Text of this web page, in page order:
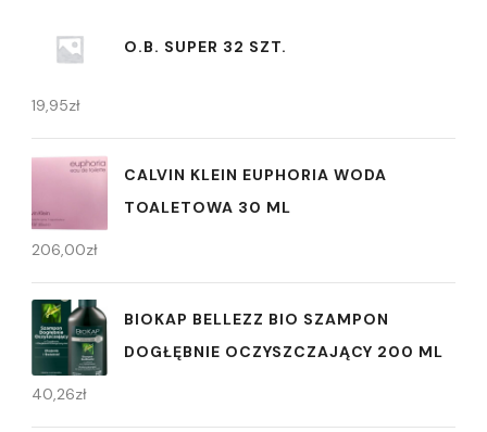
O.B. SUPER 32 SZT.
19,95zł
CALVIN KLEIN EUPHORIA WODA
TOALETOWA 30 ML
206,00zł
BIOKAP BELLEZZ BIO SZAMPON
DOGŁĘBNIE OCZYSZCZAJĄCY 200 ML
40,26zł